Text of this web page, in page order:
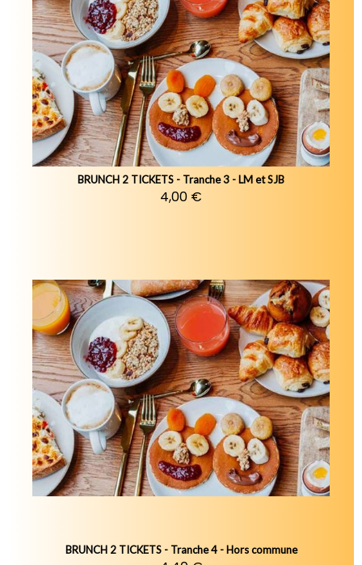
BRUNCH 2 TICKETS - Tranche 3 - LM et SJB
4,00 €
BRUNCH 2 TICKETS - Tranche 4 - Hors commune